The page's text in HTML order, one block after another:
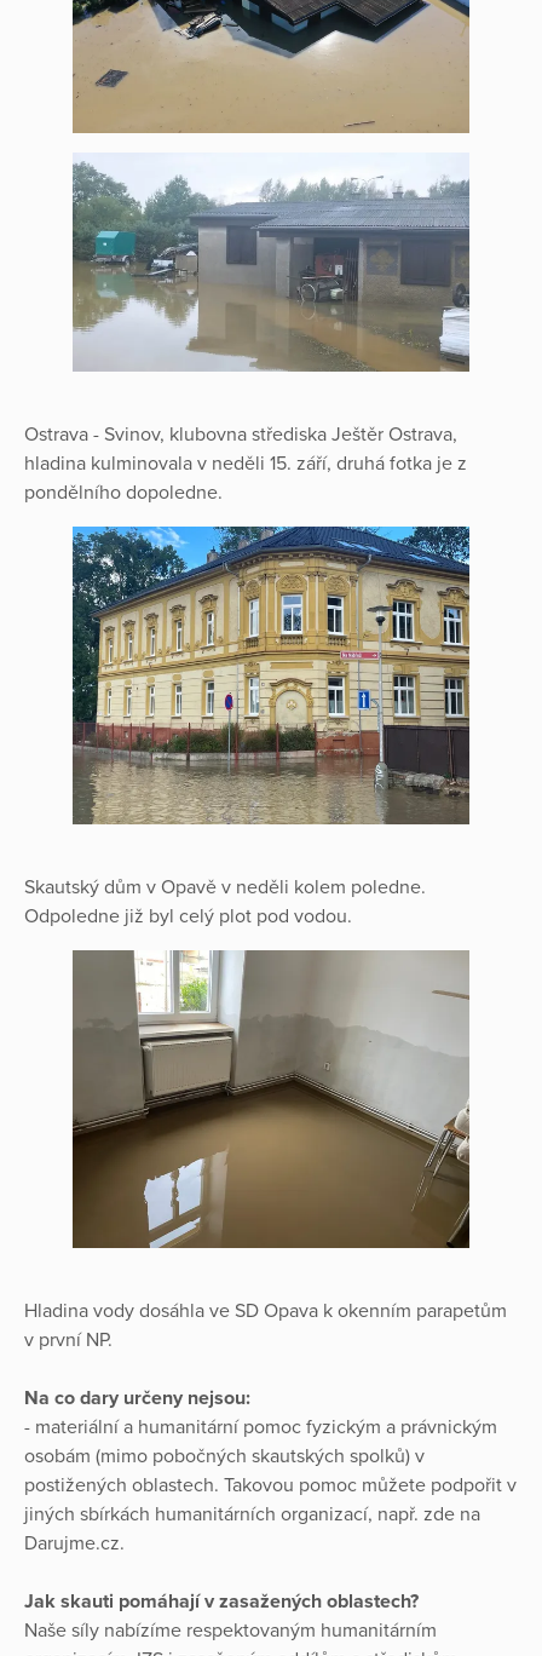
Ostrava - Svinov, klubovna střediska Ještěr Ostrava,
hladina kulminovala v neděli 15. září, druhá fotka je z
pondělního dopoledne.
Skautský dům v Opavě v neděli kolem poledne.
Odpoledne již byl celý plot pod vodou.
Hladina vody dosáhla ve SD Opava k okenním parapetům
v první NP.
Na co dary určeny nejsou:
- materiální a humanitární pomoc fyzickým a právnickým
osobám (mimo pobočných skautských spolků) v
postižených oblastech. Takovou pomoc můžete podpořit v
jiných sbírkách humanitárních organizací, např. zde na
Darujme.cz.
Jak skauti pomáhají v zasažených oblastech?
Naše síly nabízíme respektovaným humanitárním